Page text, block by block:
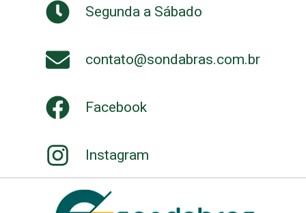
Segunda a Sábado
contato@sondabras.com.br
Facebook
Instagram